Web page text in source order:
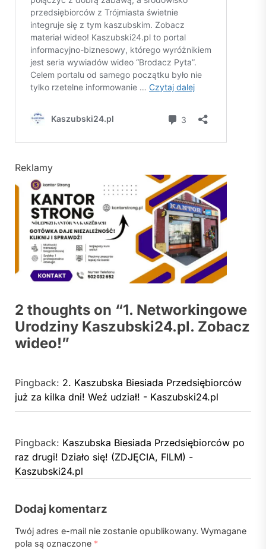
Reklamy
2 thoughts on “1. Networkingowe
Urodziny Kaszubski24.pl. Zobacz
wideo!”
Pingback: 2. Kaszubska Biesiada Przedsiębiorców
już za kilka dni! Weź udział! - Kaszubski24.pl
Pingback: Kaszubska Biesiada Przedsiębiorców po
raz drugi! Działo się! (ZDJĘCIA, FILM) -
Kaszubski24.pl
Dodaj komentarz
Twój adres e-mail nie zostanie opublikowany. Wymagane
pola są oznaczone *